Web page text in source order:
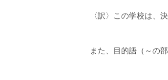
〈訳〉この学校は、
また、目的語（～の